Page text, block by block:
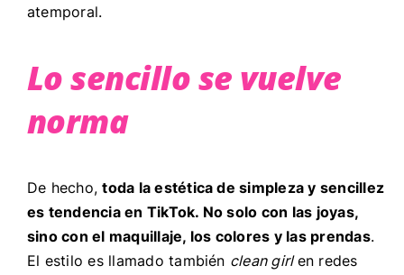
atemporal.
Lo sencillo se vuelve
norma
De hecho,toda la estética de simpleza y sencillez
es tendencia en TikTok. No solo con las joyas,
sino con el maquillaje, los colores y las prendas.
El estilo es llamado también clean girlen redes